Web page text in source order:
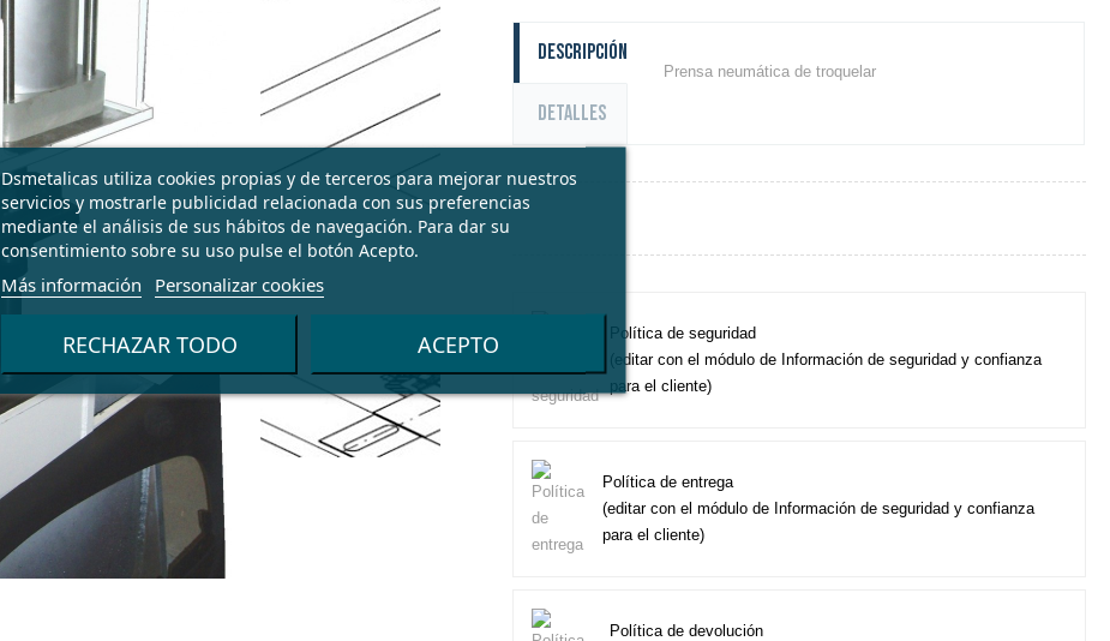
Descripción
Detalles
Prensa neumática de troquelar
Política de seguridad
(editar con el módulo de Información de seguridad y confianza
para el cliente)
Política de entrega
(editar con el módulo de Información de seguridad y confianza
para el cliente)
Política de devolución
Dsmetalicas utiliza cookies propias y de terceros para mejorar nuestros
servicios y mostrarle publicidad relacionada con sus preferencias
mediante el análisis de sus hábitos de navegación. Para dar su
consentimiento sobre su uso pulse el botón Acepto.
Más información Personalizar cookies
RECHAZAR TODO ACEPTO